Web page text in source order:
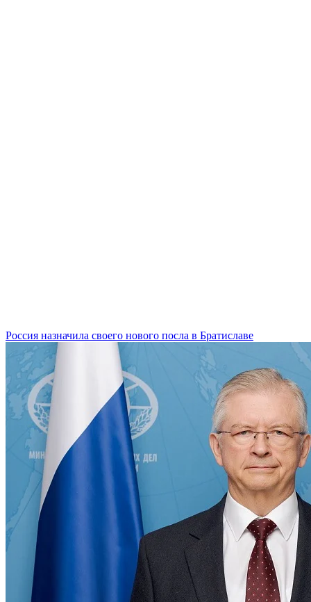
Россия назначила своего нового посла в Братиславе